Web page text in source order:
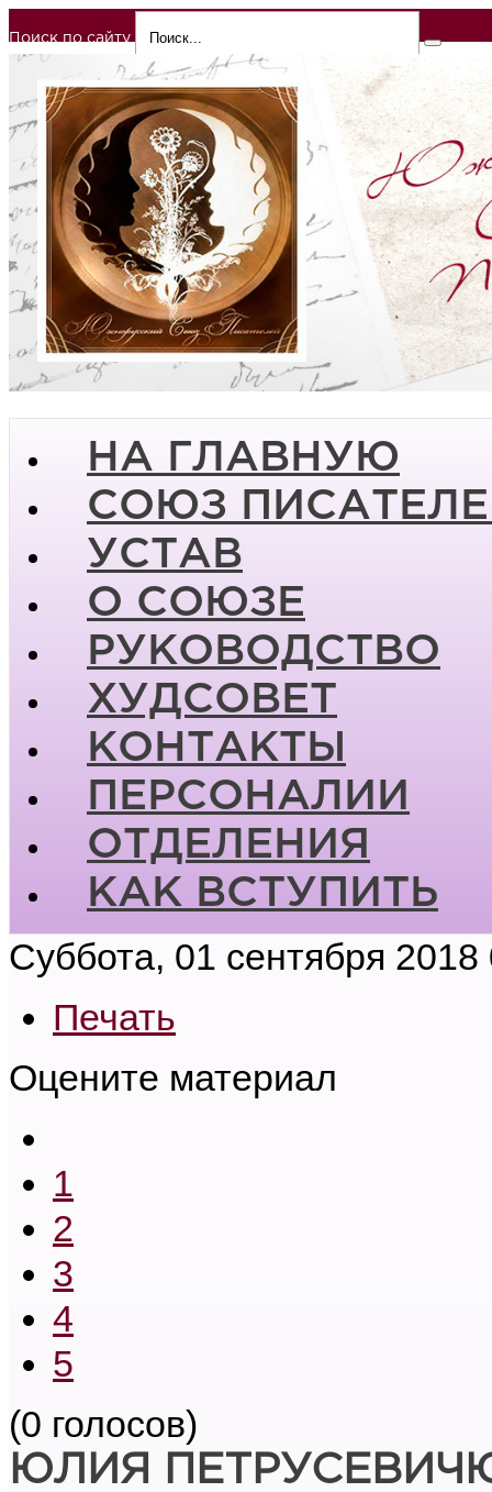
Поиск по сайту
НА ГЛАВНУЮ
СОЮЗ
УСТАВ
О СОЮЗЕ
РУКОВОДСТВО
ХУДСОВЕТ
КОНТАКТЫ
ПЕРСОНАЛИИ
ОТДЕЛЕНИЯ
КАК ВСТУПИТЬ
Суббота, 01 сентября 2018
Печать
Оцените материал
1
2
3
4
5
(0 голосов)
ЮЛИЯ